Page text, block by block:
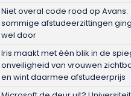
Niet overal code rood op Avans:
sommige afstudeerzittingen
wel door
Iris maakt met één blik in de
onveiligheid van vrouwen
en wint daarmee afstudeerprijs